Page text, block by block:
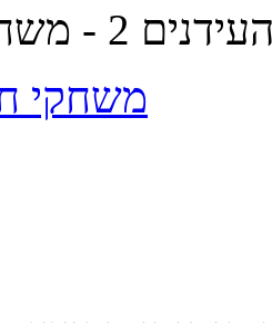
משחקי